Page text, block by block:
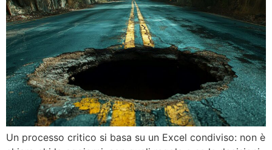
Un processo critico si basa su un Excel condiviso: non è